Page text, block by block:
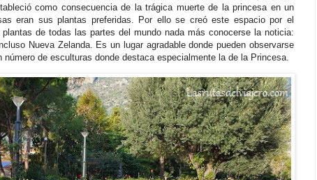
como consecuencia de la trágica muerte de la princesa en un
eran sus plantas preferidas. Por ello se creó este espacio por el
de todas las partes del mundo nada más conocerse la noticia:
Nueva Zelanda. Es un lugar agradable donde pueden observarse
de esculturas donde destaca especialmente la de la Princesa.